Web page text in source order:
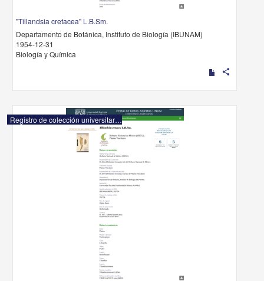
"Tillandsia cretacea" L.B.Sm.
Departamento de Botánica, Instituto de Biología (IBUNAM)
1954-12-31
Biología y Química
share
Registro de colección universitaria